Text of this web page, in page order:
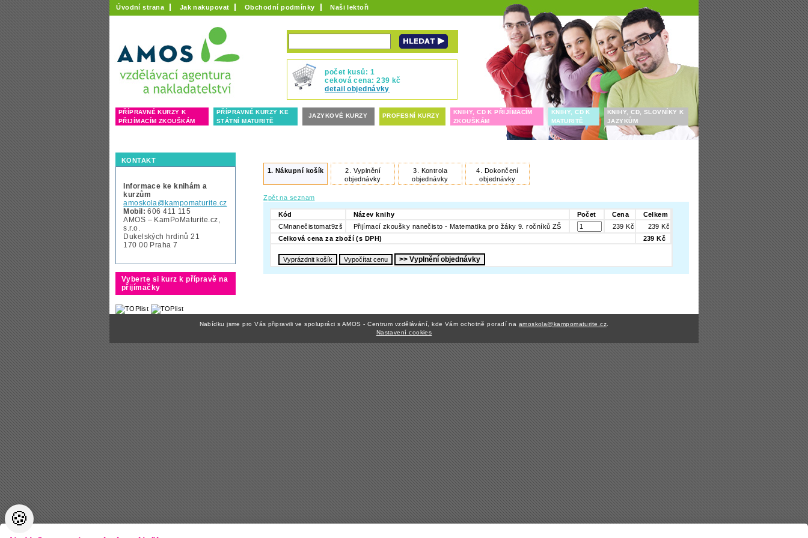
Úvodní strana Jak nakupovat Obchodní podmínky Naši lektoři
počet kusů: 1
ceková cena: 239 kč
detail objednávky
PŘÍPRAVNÉ KURZY K
PŘIJÍMACÍM ZKOUŠKÁM
PŘÍPRAVNÉ KURZY KE
STÁTNÍ MATURITĚ
JAZYKOVÉ KURZY PROFESNÍ KURZY
KNIHY, CD K PŘIJÍMACÍM
ZKOUŠKÁM
KNIHY, CD K
MATURITĚ
KNIHY, CD, SLOVNÍKY K
JAZYKŮM
KONTAKT
Informace ke knihám a
kurzům
amoskola@kampomaturite.cz
Mobil: 606 411 115
AMOS – KamPoMaturite.cz,
s.r.o.
Dukelských hrdinů 21
170 00 Praha 7
Vyberte si kurz k přípravě na
přijímačky
1. Nákupní košík 2.
Vyplnění
objednávky
3.
Kontrola
objednávky
4.
Dokončení
objednávky
Zpět na seznam
Kód Název knihy Počet Cena
Celkem
CMnanečistomat9zš
Přijímací zkoušky nanečisto - Matematika pro žáky 9. ročníků ZŠ 239 Kč
239 Kč
Celková cena za zboží (s DPH)
239 Kč
Nabídku jsme pro Vás připravili ve spolupráci s AMOS - Centrum vzdělávání, kde Vám ochotně poradí na amoskola@kampomaturite.cz
Nastavení cookies
🍪